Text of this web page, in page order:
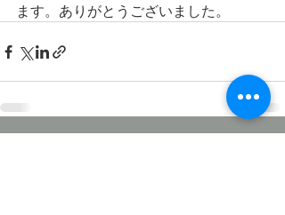
ます。ありがとうございました。